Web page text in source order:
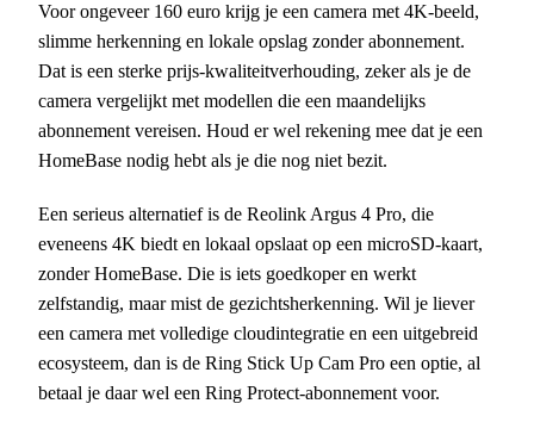
Voor ongeveer 160 euro krijg je een camera met 4K-beeld,
slimme herkenning en lokale opslag zonder abonnement.
Dat is een sterke prijs-kwaliteitverhouding, zeker als je de
camera vergelijkt met modellen die een maandelijks
abonnement vereisen. Houd er wel rekening mee dat je een
HomeBase nodig hebt als je die nog niet bezit.
Een serieus alternatief is de Reolink Argus 4 Pro, die
eveneens 4K biedt en lokaal opslaat op een microSD-kaart,
zonder HomeBase. Die is iets goedkoper en werkt
zelfstandig, maar mist de gezichtsherkenning. Wil je liever
een camera met volledige cloudintegratie en een uitgebreid
ecosysteem, dan is de Ring Stick Up Cam Pro een optie, al
betaal je daar wel een Ring Protect-abonnement voor.